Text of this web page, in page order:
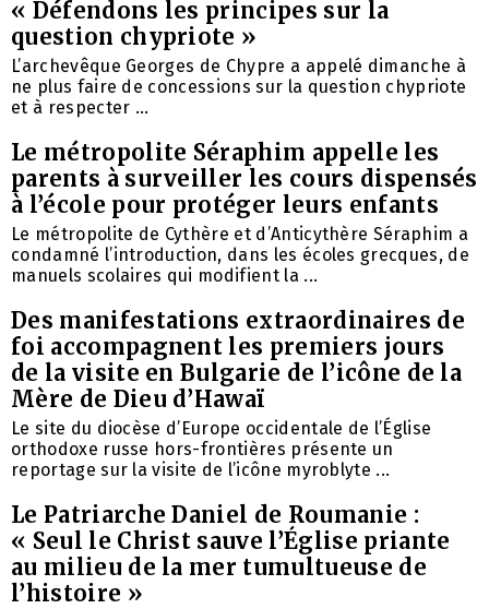
« Défendons les principes sur la
question chypriote »
L’archevêque Georges de Chypre a appelé dimanche à
ne plus faire de concessions sur la question chypriote
et à respecter ...
Le métropolite Séraphim appelle les
parents à surveiller les cours dispensés
à l’école pour protéger leurs enfants
Le métropolite de Cythère et d’Anticythère Séraphim a
condamné l’introduction, dans les écoles grecques, de
manuels scolaires qui modifient la ...
Des manifestations extraordinaires de
foi accompagnent les premiers jours
de la visite en Bulgarie de l’icône de la
Mère de Dieu d’Hawaï
Le site du diocèse d’Europe occidentale de l’Église
orthodoxe russe hors-frontières présente un
reportage sur la visite de l’icône myroblyte ...
Le Patriarche Daniel de Roumanie :
« Seul le Christ sauve l’Église priante
au milieu de la mer tumultueuse de
l’histoire »